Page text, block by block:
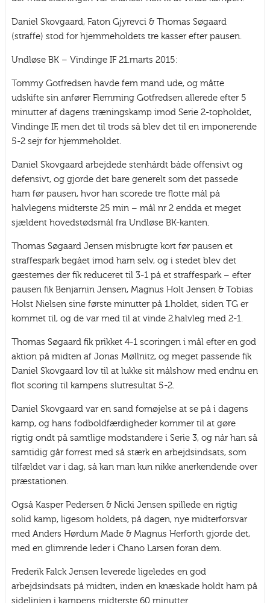
Daniel Skovgaard, Faton Gjyrevci & Thomas Søgaard
(straffe) stod for hjemmeholdets tre kasser efter pausen.
Undløse BK – Vindinge IF 21.marts 2015:
Tommy Gotfredsen havde fem mand ude, og måtte
udskifte sin anfører Flemming Gotfredsen allerede efter 5
minutter af dagens træningskamp imod Serie 2-topholdet,
Vindinge IF, men det til trods så blev det til en imponerende
5-2 sejr for hjemmeholdet.
Daniel Skovgaard arbejdede stenhårdt både offensivt og
defensivt, og gjorde det bare generelt som det passede
ham før pausen, hvor han scorede tre flotte mål på
halvlegens midterste 25 min – mål nr 2 endda et meget
sjældent hovedstødsmål fra Undløse BK-kanten.
Thomas Søgaard Jensen misbrugte kort før pausen et
straffespark begået imod ham selv, og i stedet blev det
gæsternes der fik reduceret til 3-1 på et straffespark – efter
pausen fik Benjamin Jensen, Magnus Holt Jensen & Tobias
Holst Nielsen sine første minutter på 1.holdet, siden TG er
kommet til, og de var med til at vinde 2.halvleg med 2-1.
Thomas Søgaard fik prikket 4-1 scoringen i mål efter en god
aktion på midten af Jonas Møllnitz, og meget passende fik
Daniel Skovgaard lov til at lukke sit målshow med endnu en
flot scoring til kampens slutresultat 5-2.
Daniel Skovgaard var en sand fornøjelse at se på i dagens
kamp, og hans fodboldfærdigheder kommer til at gøre
rigtig ondt på samtlige modstandere i Serie 3, og når han så
samtidig går forrest med så stærk en arbejdsindsats, som
tilfældet var i dag, så kan man kun nikke anerkendende over
præstationen.
Også Kasper Pedersen & Nicki Jensen spillede en rigtig
solid kamp, ligesom holdets, på dagen, nye midterforsvar
med Anders Hørdum Made & Magnus Herforth gjorde det,
med en glimrende leder i Chano Larsen foran dem.
Frederik Falck Jensen leverede ligeledes en god
arbejdsindsats på midten, inden en knæskade holdt ham på